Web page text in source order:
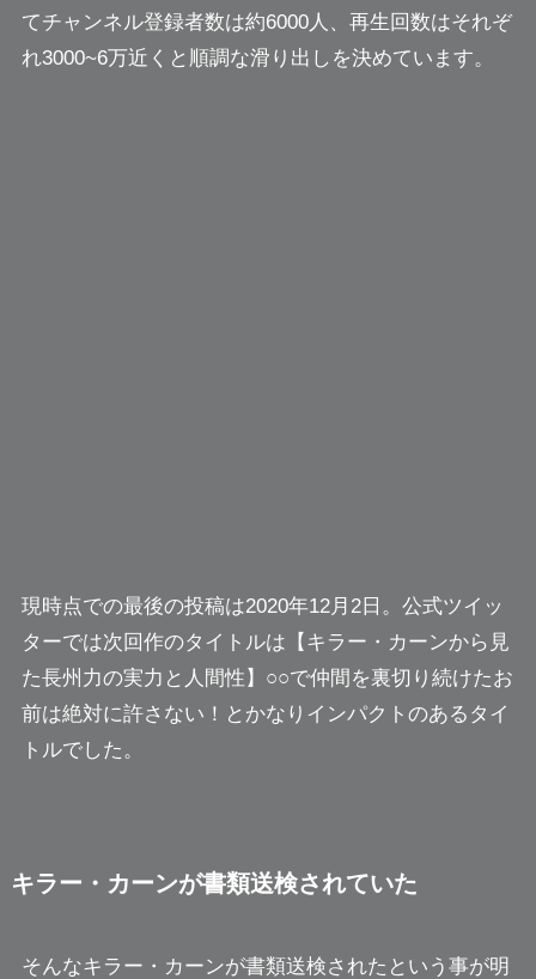
てチャンネル登録者数は約6000人、再生回数はそれぞ
れ3000~6万近くと順調な滑り出しを決めています。
現時点での最後の投稿は2020年12月2日。公式ツイッ
ターでは次回作のタイトルは 【キラー・カーンから見
た長州力の実力と人間性】○○で仲間を裏切り続けたお
前は絶対に許さない！ とかなりインパクトのあるタイ
トルでした。
キラー・カーンが書類送検されていた
そんなキラー・カーンが書類送検されたという事が明